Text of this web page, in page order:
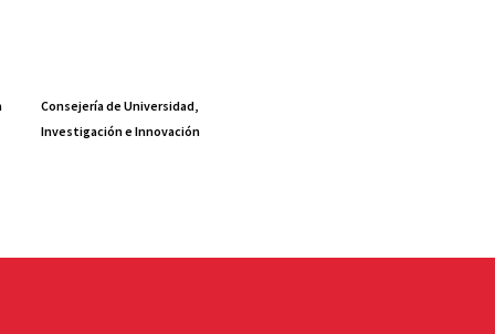
Consejería de Universidad,
Investigación e Innovación